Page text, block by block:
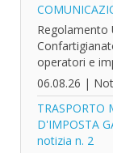
Regolamento
operatori e
06.08.26 |
TRASPORTO
D'IMPOSTA
notizia n. 2